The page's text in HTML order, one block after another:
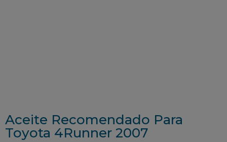
Aceite Recomendado Para
Toyota 4Runner 2007